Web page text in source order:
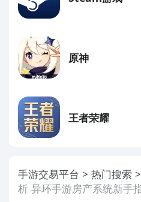
原神
王者荣耀
手游交易平台 热门搜索
析 异环手游房产系统新手